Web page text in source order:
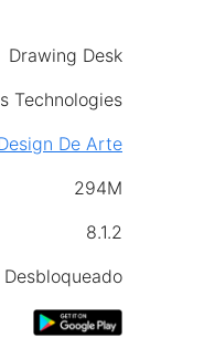
Drawing Desk
Technologies
De Arte
294M
8.1.2